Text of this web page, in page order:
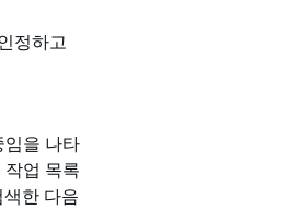
정하고
임을 나타
업 목록
한 다음